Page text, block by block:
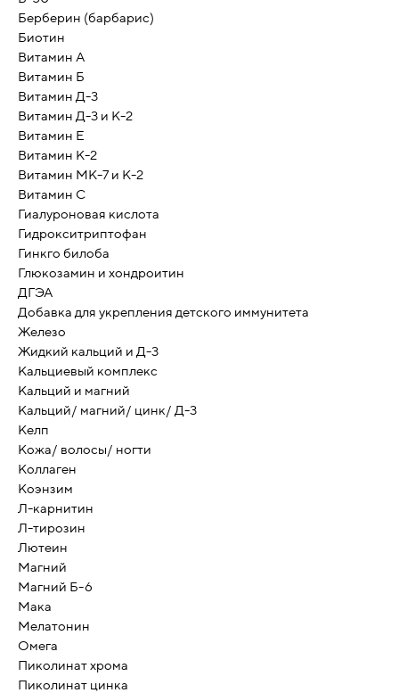
Берберин (барбарис)
Биотин
Витамин А
Витамин Б
Витамин Д-3
Витамин Д-3 и К-2
Витамин Е
Витамин К-2
Витамин МК-7 и К-2
Витамин С
Гиалуроновая кислота
Гидрокситриптофан
Гинкго билоба
Глюкозамин и хондроитин
ДГЭА
Добавка для укрепления детского иммунитета
Железо
Жидкий кальций и Д-3
Кальциевый комплекс
Кальций и магний
Кальций/ магний/ цинк/ Д-3
Келп
Кожа/ волосы/ ногти
Коллаген
Коэнзим
Л-карнитин
Л-тирозин
Лютеин
Магний
Магний Б-6
Мака
Мелатонин
Омега
Пиколинат хрома
Пиколинат цинка